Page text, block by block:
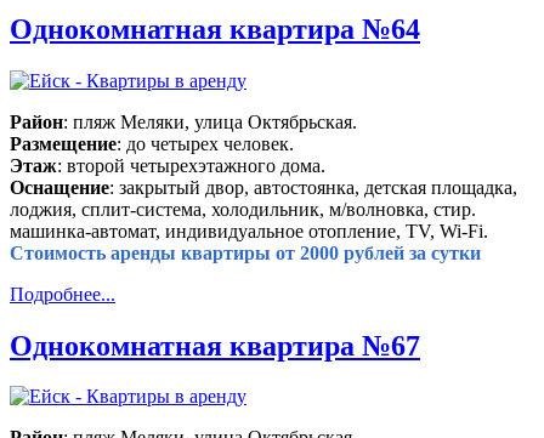
Однокомнатная квартира №64
Район: пляж Меляки, улица Октябрьская.
Размещение: до четырех человек.
Этаж: второй четырехэтажного дома.
Оснащение: закрытый двор, автостоянка, детская площадка,
лоджия, сплит-система, холодильник, м/волновка, стир.
машинка-автомат, индивидуальное отопление, TV, Wi-Fi.
Стоимость аренды квартиры от 2000 рублей за сутки
Подробнее...
Однокомнатная квартира №67